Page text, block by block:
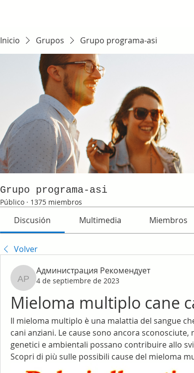
Inicio Grupos Grupo programa-asi
Grupo programa-asi
Público · 1375 miembros
Discusión Multimedia Miembros
Volver
Администрация Рекомендует
Администрация Рекомендует
4 de septiembre de 2023
Mieloma multiplo cane
Il mieloma multiplo è una malattia del sangue
cani anziani. Le cause sono ancora
genetici e ambientali possano contribuire allo
Scopri di più sulle possibili cause del mieloma